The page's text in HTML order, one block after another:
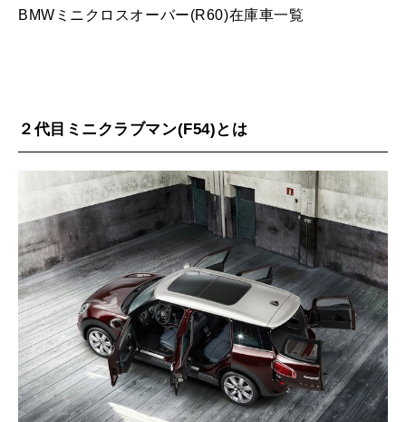
BMWミニクロスオーバー(R60)在庫車一覧
２代目ミニクラブマン(F54)とは